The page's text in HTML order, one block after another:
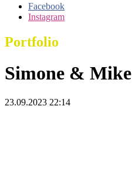
Facebook
Instagram
Portfolio
Simone & Mike
23.09.2023 22:14